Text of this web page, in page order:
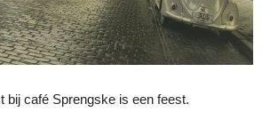
bij café Sprengske is een feest.